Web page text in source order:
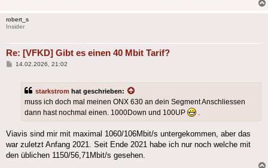
robert_s
Insider
Re: [VFKD] Gibt es einen 40 Mbit Tarif?
Beitrag
14.02.2026, 21:02
starkstrom hat geschrieben:
muss ich doch mal meinen ONX 630 an dein Segment Anschliessen
dann hast nochmal einen. 1000Down und 100UP
Viavis sind mir mit maximal 1060/106Mbit/s untergekommen, aber das
war zuletzt Anfang 2021. Seit Ende 2021 habe ich nur noch welche mit
den üblichen 1150/56,71Mbit/s gesehen.